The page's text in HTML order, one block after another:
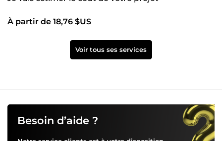
À partir de 18,76 $US
Voir tous ses services
Besoin d’aide ?